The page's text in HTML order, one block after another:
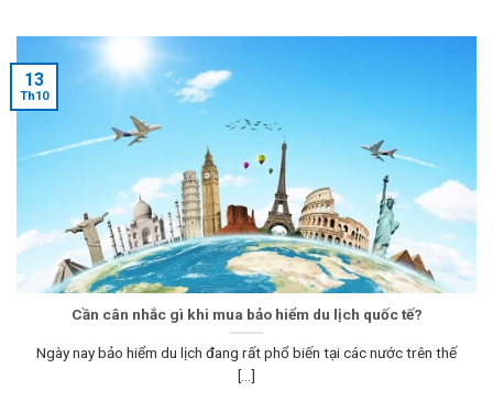
Cần cân nhắc gì khi mua bảo hiểm du lịch quốc tế?
Ngày nay bảo hiểm du lịch đang rất phổ biến tại các nước trên thế
[...]
13
Th10